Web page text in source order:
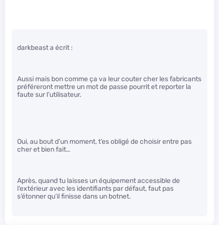
darkbeast a écrit :
Aussi mais bon comme ça va leur couter cher les fabricants
préféreront mettre un mot de passe pourrit et reporter la
faute sur l’utilisateur.
Oui, au bout d’un moment, t’es obligé de choisir entre pas
cher et bien fait…
Après, quand tu laisses un équipement accessible de
l’extérieur avec les identifiants par défaut, faut pas
s’étonner qu’il finisse dans un botnet.